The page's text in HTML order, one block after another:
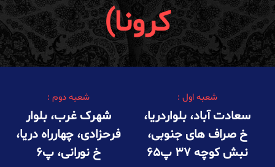
کرونا)
شعبه اول :
سعادت آباد، بلواردریا،
خ صراف های جنوبی،
نبش کوچه ۳۷ پ۶۵
شعبه دوم :
شهرک غرب، بلوار
فرحزادی، چهارراه دریا،
خ نورانی، پ۶